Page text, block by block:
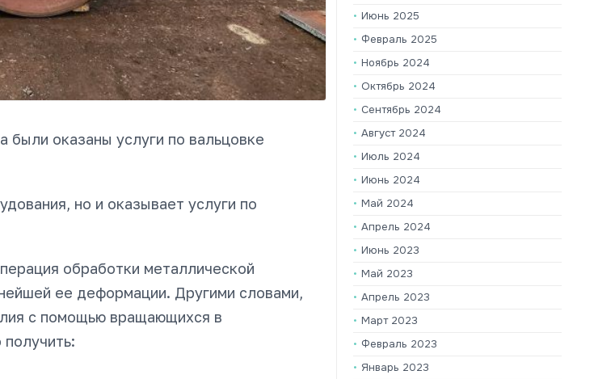
оказаны услуги по вальцовке
но и оказывает услуги по
обработки металлической
ее деформации. Другими словами,
с помощью вращающихся в
Июнь 2025
Февраль 2025
Ноябрь 2024
Октябрь 2024
Сентябрь 2024
Август 2024
Июль 2024
Июнь 2024
Май 2024
Апрель 2024
Июнь 2023
Май 2023
Апрель 2023
Март 2023
Февраль 2023
Январь 2023